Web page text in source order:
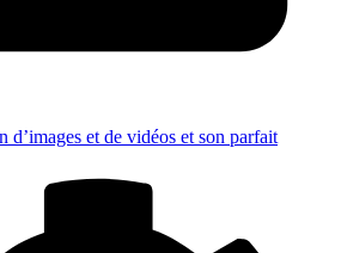
d’images et de vidéos et son parfait